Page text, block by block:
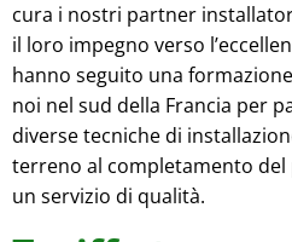
cura i nostri partner
il loro impegno verso
hanno seguito una
noi nel sud della Francia per
diverse tecniche di
terreno al completamento
un servizio di qualità.